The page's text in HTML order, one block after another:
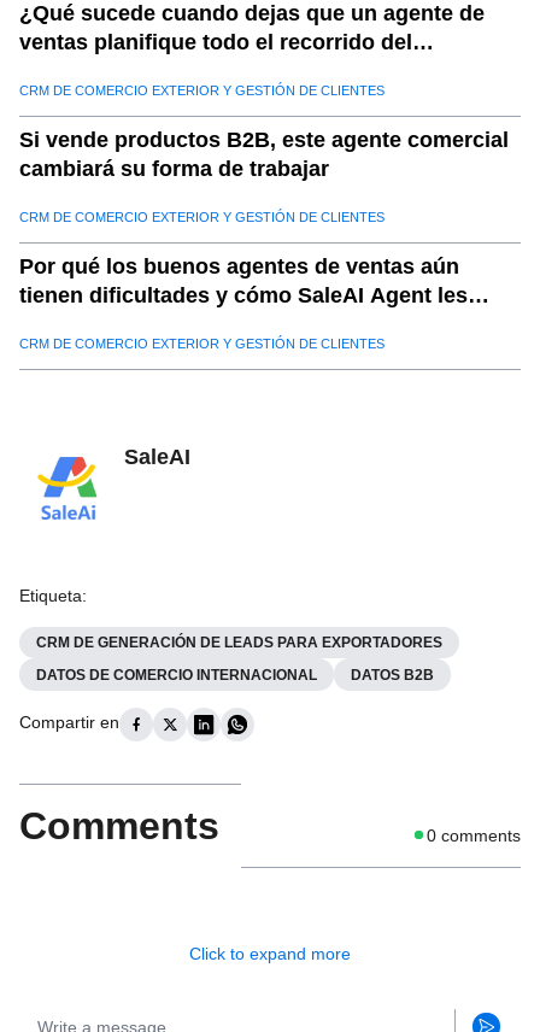
¿Qué sucede cuando dejas que un agente de
ventas planifique todo el recorrido del
CRM DE COMERCIO EXTERIOR Y GESTIÓN DE CLIENTES
Si vende productos B2B, este agente comercial
cambiará su forma de trabajar
CRM DE COMERCIO EXTERIOR Y GESTIÓN DE CLIENTES
Por qué los buenos agentes de ventas aún
tienen dificultades y cómo SaleAI Agent les
CRM DE COMERCIO EXTERIOR Y GESTIÓN DE CLIENTES
SaleAI
Etiqueta:
CRM DE GENERACIÓN DE LEADS PARA EXPORTADORES
DATOS DE COMERCIO INTERNACIONAL
DATOS B2B
Compartir en
Comments 0 comments
Click to expand more